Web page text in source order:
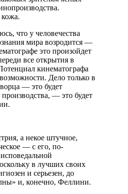
кожа.
что у человечества
мира возродится —
это произойдет
все открытия в
кинематографа
Дело только в
— это будет
— это будет
а некое штучное,
— с его, по-
в лучших своих
и серьезен, до
и, конечно, Феллини.